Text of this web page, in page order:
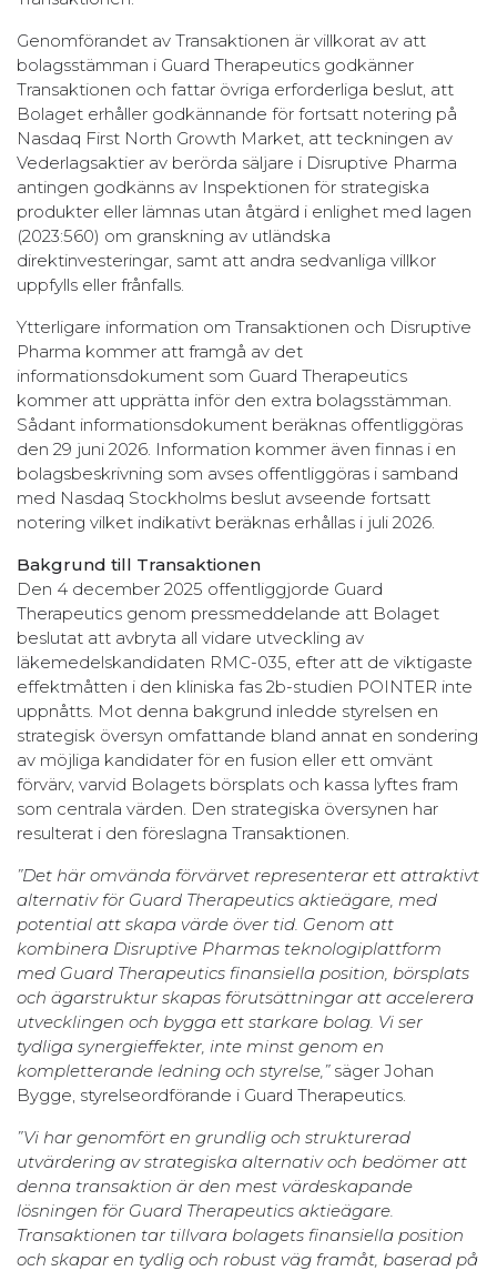
Genomförandet av Transaktionen är villkorat av att
bolagsstämman i Guard Therapeutics godkänner
Transaktionen och fattar övriga erforderliga beslut, att
Bolaget erhåller godkännande för fortsatt notering på
Nasdaq First North Growth Market, att teckningen av
Vederlagsaktier av berörda säljare i Disruptive Pharma
antingen godkänns av Inspektionen för strategiska
produkter eller lämnas utan åtgärd i enlighet med lagen
(2023:560) om granskning av utländska
direktinvesteringar, samt att andra sedvanliga villkor
uppfylls eller frånfalls.
Ytterligare information om Transaktionen och Disruptive
Pharma kommer att framgå av det
informationsdokument som Guard Therapeutics
kommer att upprätta inför den extra bolagsstämman.
Sådant informationsdokument beräknas offentliggöras
den 29 juni 2026. Information kommer även finnas i en
bolagsbeskrivning som avses offentliggöras i samband
med Nasdaq Stockholms beslut avseende fortsatt
notering vilket indikativt beräknas erhållas i juli 2026.
Bakgrund till Transaktionen
Den 4 december 2025 offentliggjorde Guard
Therapeutics genom pressmeddelande att Bolaget
beslutat att avbryta all vidare utveckling av
läkemedelskandidaten RMC-035, efter att de viktigaste
effektmåtten i den kliniska fas 2b-studien POINTER inte
uppnåtts. Mot denna bakgrund inledde styrelsen en
strategisk översyn omfattande bland annat en sondering
av möjliga kandidater för en fusion eller ett omvänt
förvärv, varvid Bolagets börsplats och kassa lyftes fram
som centrala värden. Den strategiska översynen har
resulterat i den föreslagna Transaktionen.
”Det här omvända förvärvet representerar ett attraktivt
alternativ för Guard Therapeutics aktieägare, med
potential att skapa värde över tid. Genom att
kombinera Disruptive Pharmas teknologiplattform
med Guard Therapeutics finansiella position, börsplats
och ägarstruktur skapas förutsättningar att accelerera
utvecklingen och bygga ett starkare bolag. Vi ser
tydliga synergieffekter, inte minst genom en
kompletterande ledning och styrelse,”säger Johan
Bygge, styrelseordförande i Guard Therapeutics.
”Vi har genomfört en grundlig och strukturerad
utvärdering av strategiska alternativ och bedömer att
denna transaktion är den mest värdeskapande
lösningen för Guard Therapeutics aktieägare.
Transaktionen tar tillvara bolagets finansiella position
och skapar en tydlig och robust väg framåt, baserad på